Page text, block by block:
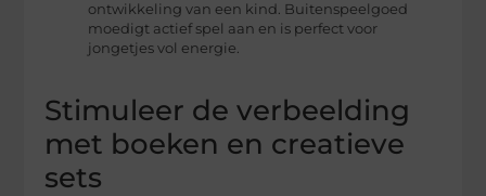
ontwikkeling van een kind. Buitenspeelgoed
moedigt actief spel aan en is perfect voor
jongetjes vol energie.
Stimuleer de verbeelding
met boeken en creatieve
sets